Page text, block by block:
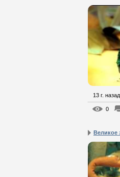
13 г. назад
0
Великое